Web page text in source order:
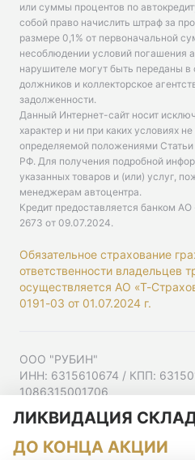
или суммы процентов по
собой право начислить штраф за
размере 0,1% от первоначальной
несоблюдении условий погашения
нарушителе могут быть переданы
должников и коллекторское
задолженности.
Данный Интернет-сайт носит
характер и ни при каких условиях
определяемой положениями
РФ. Для получения подробной
указанных товаров и (или) услуг,
менеджерам автоцентра.
Кредит предоставляется банком АО
2673 от 09.07.2024.
Обязательное страхование
ответственности владельцев
осуществляется АО «Т-
0191-03 от 01.07.2024 г.
ООО "РУБИН"
ИНН: 6315610674 / КПП:
1086315001706
Ульяновская ул, д. 52/55,
Согласие на рекламную
ЛИКВИДАЦИЯ
ДО КОНЦА АКЦИИ